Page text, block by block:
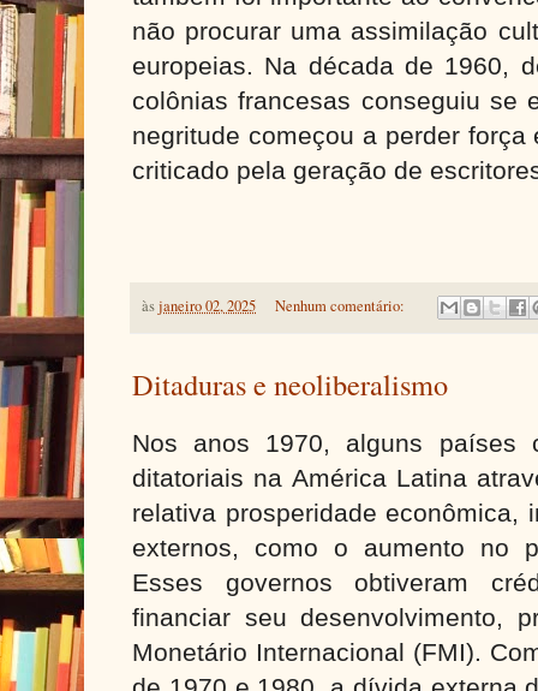
não procurar uma assimilação
europeias. Na década de 1960,
colônias francesas conseguiu se
negritude começou a perder
criticado pela geração de
àsjaneiro 02, 2025 Nenhum comentário:
Ditaduras e neoliberalismo
Nos anos 1970, alguns países
ditatoriais na América Latina
relativa prosperidade econômica,
externos, como o aumento no
Esses governos obtiveram
financiar seu desenvolvimento,
Monetário Internacional (FMI).